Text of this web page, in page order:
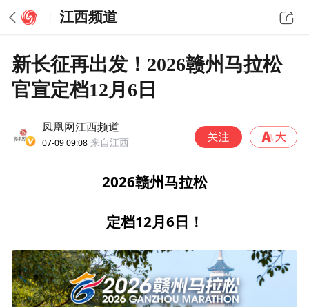
江西频道
新长征再出发！2026赣州马拉松
官宣定档12月6日
凤凰网江西频道
07-09 09:08 来自江西
2026赣州马拉松
定档12月6日！